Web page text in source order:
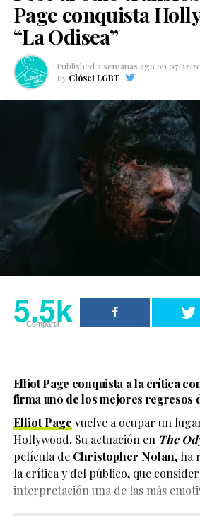
Page conquista
“La Odisea”
Published 2 semanas ago on 07/22/
By Clóset LGBT
5.5k
Compartir
Elliot Page conquista a la crítica
firma uno de los mejores regresos
Elliot Page vuelve a ocupar un
Hollywood. Su actuación en The
película de Christopher Nolan, ha
la crítica y del público, que
interpretación una de las más